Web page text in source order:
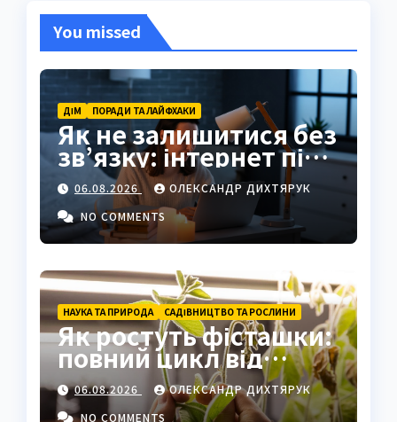
You missed
ДІМ ПОРАДИ ТА ЛАЙФХАКИ
Як не залишитися без
зв’язку: інтернет під
час відключень світла
06.08.2026
ОЛЕКСАНДР ДИХТЯРУК
NO COMMENTS
НАУКА ТА ПРИРОДА САДІВНИЦТВО ТА РОСЛИНИ
Як ростуть фісташки:
повний цикл від
насіння до стиглого
горіха
06.08.2026
ОЛЕКСАНДР ДИХТЯРУК
NO COMMENTS